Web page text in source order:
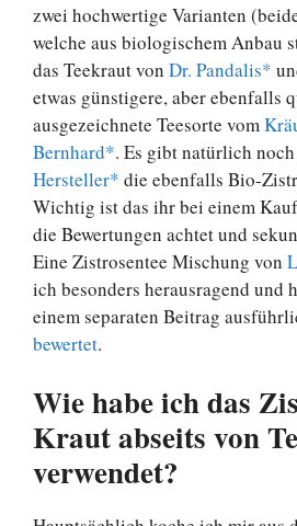
zwei hochwertige Varianten
welche aus biologischem Anbau
das Teekraut von Dr. Pandalis*
etwas günstigere, aber ebenfalls
ausgezeichnete Teesorte vom
Bernhard*. Es gibt natürlich
Hersteller* die ebenfalls Bio-
Wichtig ist das ihr bei einem
die Bewertungen achtet und
Eine Zistrosentee Mischung von
ich besonders herausragend und
einem separaten Beitrag
bewertet.
Wie habe ich das
Kraut abseits von
verwendet?